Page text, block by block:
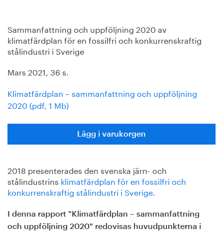
Sammanfattning och uppföljning 2020 av
klimatfärdplan för en fossilfri och konkurrenskraftig
stålindustri i Sverige
Mars 2021, 36 s.
Klimatfärdplan – sammanfattning och uppföljning
2020 (pdf, 1 Mb)
Lägg i varukorgen
2018 presenterades den svenska järn- och
stålindustrins klimatfärdplan för en fossilfri och
konkurrenskraftig stålindustri i Sverige
I denna rapport "Klimatfärdplan – sammanfattning
och uppföljning 2020" redovisas huvudpunkterna i